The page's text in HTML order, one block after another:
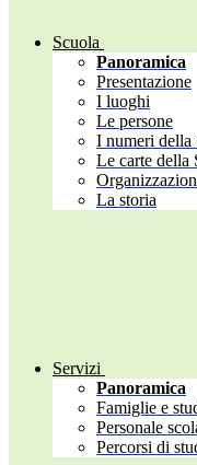
Scuola
Panoramica
Presentazione
I luoghi
Le persone
I numeri della
Le carte della
La storia
Servizi
Panoramica
Famiglie e
Personale
Percorsi di